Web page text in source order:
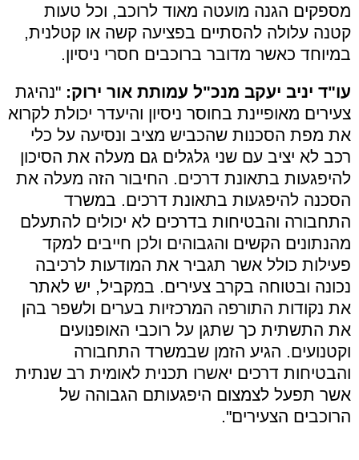
מספקים הגנה מועטה מאוד לרוכב, וכל טעות
קטנה עלולה להסתיים בפציעה קשה או קטלנית,
במיוחד כאשר מדובר ברוכבים חסרי ניסיון.
עו"ד יניב יעקב מנכ"ל עמותת אור ירוק: "נהיגת
צעירים מאופיינת בחוסר ניסיון והיעדר יכולת לקרוא
את מפת הסכנות שהכביש מציב ונסיעה על כלי
רכב לא יציב עם שני גלגלים גם מעלה את הסיכון
להיפגעות בתאונת דרכים. החיבור הזה מעלה את
הסכנה להיפגעות בתאונת דרכים. במשרד
התחבורה והבטיחות בדרכים לא יכולים להתעלם
מהנתונים הקשים והגבוהים ולכן חייבים למקד
פעילות כולל אשר תגביר את המודעות לרכיבה
נכונה ובטוחה בקרב צעירים. במקביל, יש לאתר
את נקודות התורפה המרכזיות בערים ולשפר בהן
את התשתית כך שתגן על רוכבי האופנועים
וקטנועים. הגיע הזמן שבמשרד התחבורה
והבטיחות דרכים יאשרו תכנית לאומית רב שנתית
אשר תפעל לצמצום היפגעותם הגבוהה של
הרוכבים הצעירים".